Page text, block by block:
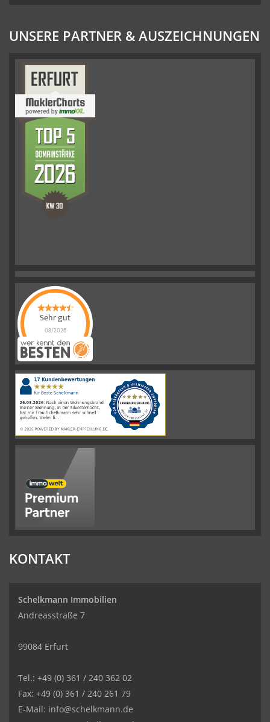
UNSERE PARTNER & AUSZEICHNUNGEN
Sehr gut
08/2026
Schelkmann
Immobilienhat
|110Schelkmann
ImmobilienBewertungen
auf
werkenntdenBESTEN.de
KONTAKT
Schelkmann Immobilien
Andreasstraße 7
99084 Erfurt
Tel.: +49 (0) 361 / 240 362 02
Fax: +49 (0) 361 / 240 261 79
E-Mail: info@schelkmann.de